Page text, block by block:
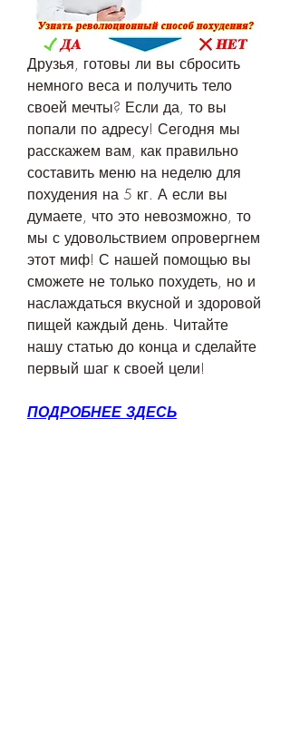
Друзья, готовы ли вы сбросить
немного веса и получить тело
своей мечты? Если да, то вы
попали по адресу! Сегодня мы
расскажем вам, как правильно
составить меню на неделю для
похудения на 5 кг. А если вы
думаете, что это невозможно, то
мы с удовольствием опровергнем
этот миф! С нашей помощью вы
сможете не только похудеть, но и
наслаждаться вкусной и здоровой
пищей каждый день. Читайте
нашу статью до конца и сделайте
первый шаг к своей цели!
ПОДРОБНЕЕ ЗДЕСЬ